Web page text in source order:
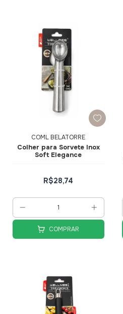
COML BELATORRE
Colher para Sorvete Inox
Soft Elegance
R$28,74
COMPRAR